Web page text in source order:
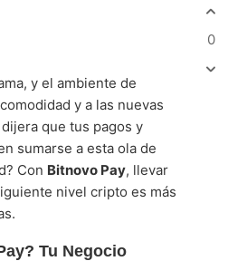
y el ambiente de
y a las nuevas
que tus pagos y
sumarse a esta ola de
Con Bitnovo Pay, llevar
nivel cripto es más
Tu Negocio
0